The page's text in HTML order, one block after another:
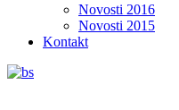
Novosti 2016
Novosti 2015
Kontakt